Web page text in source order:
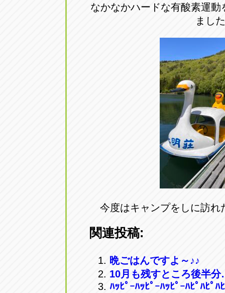
なかなかハードな有酸素運
ました
今度はキャンプをしに訪れ
関連投稿:
晩ごはんですよ～♪♪
10月も残すところ後半
ﾊｯﾋﾟｰﾊｯﾋﾟｰﾊｯﾋﾟｰﾊﾋﾟﾊﾋﾟﾊ